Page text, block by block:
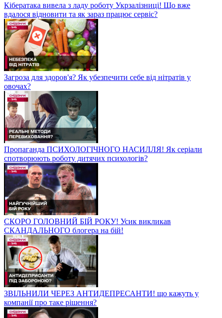
Кібератака вивела з ладу роботу Укрзалізниці! Що вже
вдалося відновити та як зараз працює сервіс?
Загроза для здоров'я? Як убезпечити себе від нітратів у
овочах?
Пропаганда ПСИХОЛОГІЧНОГО НАСИЛЛЯ! Як серіали
спотворюють роботу дитячих психологів?
СКОРО ГОЛОВНИЙ БІЙ РОКУ! Усик викликав
СКАНДАЛЬНОГО блогера на бій!
ЗВІЛЬНИЛИ ЧЕРЕЗ АНТИДЕПРЕСАНТИ! що кажуть у
компанії про таке рішення?